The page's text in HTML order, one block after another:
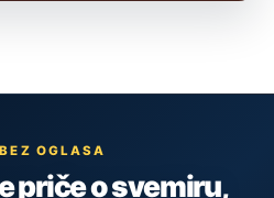
OGLASA
priče o svemiru,